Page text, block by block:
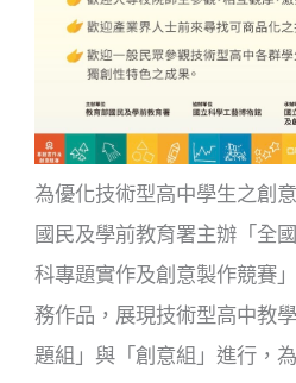
為優化技術型高中學生之創
國民及學前教育署主辦 「全
科專題實作及創意製作競賽
務作品，展現技術型高中教
題組」與「創意組」進行，